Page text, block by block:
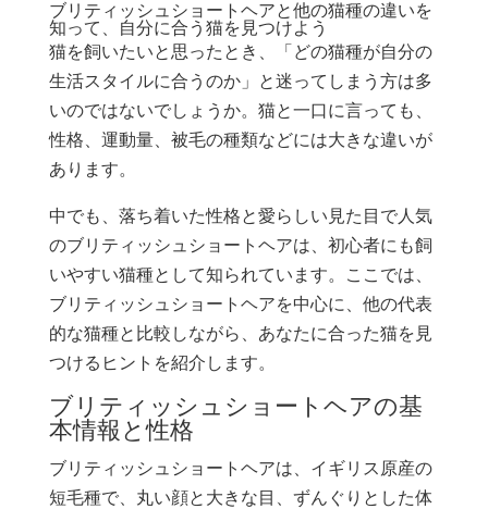
ブリティッシュショートヘアと他の猫種の違いを
知って、自分に合う猫を見つけよう
猫を飼いたいと思ったとき、「どの猫種が自分の
生活スタイルに合うのか」と迷ってしまう方は多
いのではないでしょうか。猫と一口に言っても、
性格、運動量、被毛の種類などには大きな違いが
あります。
中でも、落ち着いた性格と愛らしい見た目で人気
のブリティッシュショートヘアは、初心者にも飼
いやすい猫種として知られています。ここでは、
ブリティッシュショートヘアを中心に、他の代表
的な猫種と比較しながら、あなたに合った猫を見
つけるヒントを紹介します。
ブリティッシュショートヘアの基
本情報と性格
ブリティッシュショートヘアは、イギリス原産の
短毛種で、丸い顔と大きな目、ずんぐりとした体